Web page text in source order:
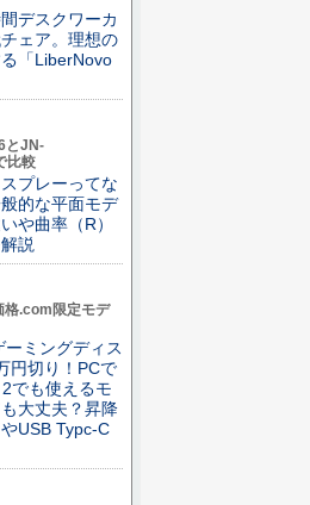
デスクワーカ
ェア。理想の
「LiberNovo
とJN-
比較
プレーってな
的な平面モデ
や曲率（R）
説
.com限定モデ
ミングディス
円切り！PCで
でも使えるモ
大丈夫？昇降
USB Typc-C